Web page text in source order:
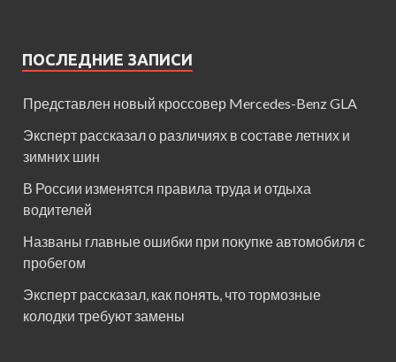
ПОСЛЕДНИЕ ЗАПИСИ
Представлен новый кроссовер Mercedes-Benz GLA
Эксперт рассказал о различиях в составе летних и
зимних шин
В России изменятся правила труда и отдыха
водителей
Названы главные ошибки при покупке автомобиля с
пробегом
Эксперт рассказал, как понять, что тормозные
колодки требуют замены